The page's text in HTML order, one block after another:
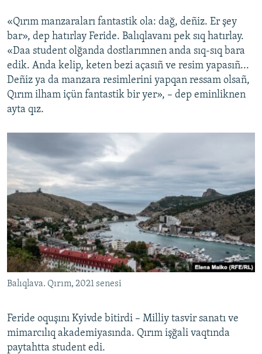
«Qırım manzaraları fantastik ola: dağ, deñiz. Er şey
bar», dep hatırlay Feride. Balıqlavanı pek sıq hatırlay.
«Daa student olğanda dostlarımnen anda sıq-sıq bara
edik. Anda kelip, keten bezi açasıñ ve resim yapasıñ...
Deñiz ya da manzara resimlerini yapqan ressam olsañ,
Qırım ilham içün fantastik bir yer», – dep eminliknen
ayta qız.
Balıqlava. Qırım, 2021 senesi
Feride oquşını Kyivde bitirdi – Milliy tasvir sanatı ve
mimarcılıq akademiyasında. Qırım işğali vaqtında
paytahtta student edi.